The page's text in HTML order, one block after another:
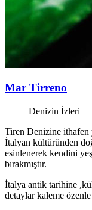
Mar Tirreno
Denizin İzleri
Tiren Denizine ithafen
İtalyan kültüründen
esinlenerek kendini
bırakmıştır.
İtalya antik tarihine
detaylar kaleme